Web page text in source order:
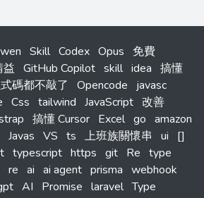
Skill Codex Opus
免費
益 GitHub Copilot skill idea 搞懂
碼都不敲了
Opencode
javasc
Css tailwind JavaScript 改善
搞懂 Cursor Excel go amazon
Javas VS ts 上班族關懷串 ui
[]
typescript https git Re type
re ai ai agent prisma webhook
AI Promise laravel Type